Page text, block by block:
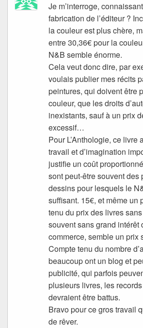
Je m’interroge,
fabrication de l’éditeur ?
la couleur est plus chère,
entre 30,36€ pour la
N&B semble énorme.
Cela veut donc dire, par
voulais publier mes récits
peintures, qui doivent être
couleur, que les droits
inexistants, sauf à un prix
excessif…
Pour L’Anthologie, ce livre
travail et d’imagination
justifie un coût
sont peut-être souvent des
dessins pour lesquels le
suffisant. 15€, et même un
tenu du prix des livres
souvent sans grand intérêt
commerce, semble un prix
Compte tenu du nombre
beaucoup ont un blog et
publicité, qui parfois
plusieurs livres, les
devraient être battus.
Bravo pour ce gros travail
de rêver.